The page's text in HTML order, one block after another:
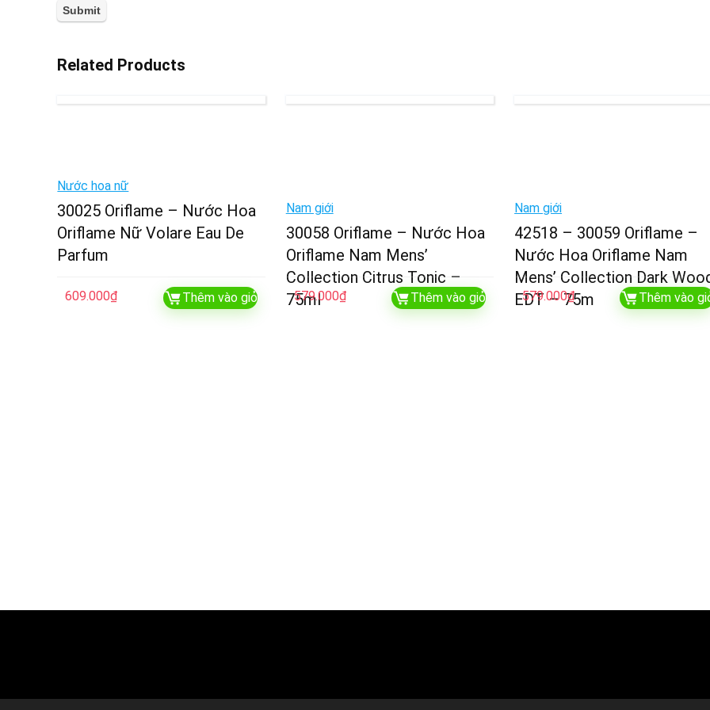
Related Products
Nước hoa nữ
30025 Oriflame – Nước Hoa
Oriflame Nữ Volare Eau De
Parfum
609.000₫ Thêm vào giỏ
Nam giới
30058 Oriflame – Nước Hoa
Oriflame Nam Mens’
Collection Citrus Tonic –
75ml
579.000₫ Thêm vào giỏ
Nam giới
42518 – 30059 Oriflame –
Nước Hoa Oriflame Nam
Mens’ Collection Dark
EDT – 75m
579.000₫ Thêm vào